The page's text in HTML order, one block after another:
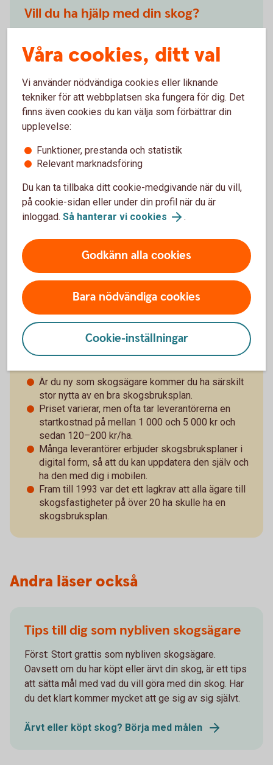
Vill du ha hjälp med din skog?
hobby? Oavsett vad ger vi lösningar anpassade för
Äga skog – tips för skogsägare
lantbruksspecialister
Har du frågor om skogsbruksplaner eller om att äga
specialister.
Kontakta oss
Om skogsbruksplaner
Är du ny som skogsägare kommer du ha särskilt
stor nytta av en bra skogsbruksplan.
Priset varierar, men ofta tar leverantörerna en
startkostnad på mellan 1 000 och 5 000 kr och
sedan 120–200 kr/ha.
Många leverantörer erbjuder skogsbruksplaner i
digital form, så att du kan uppdatera den själv och
ha den med dig i mobilen.
Fram till 1993 var det ett lagkrav att alla ägare till
skogsfastigheter på över 20 ha skulle ha en
skogsbruksplan.
Andra läser också
Tips till dig som nybliven skogsägare
Först: Stort grattis som nybliven skogsägare.
Oavsett om du har köpt eller ärvt din skog, är ett tips
att sätta mål med vad du vill göra med din skog. Har
du det klart kommer mycket att ge sig av sig självt.
Ärvt eller köpt skog? Börja med målen
Våra cookies, ditt val
Vi använder nödvändiga cookies eller liknande
tekniker för att webbplatsen ska fungera för dig. Det
finns även cookies du kan välja som förbättrar din
upplevelse:
Funktioner, prestanda och statistik
Relevant marknadsföring
Du kan ta tillbaka ditt cookie-medgivande när du vill,
på cookie-sidan eller under din profil när du är
inloggad. Så hanterar vi cookies .
Godkänn alla cookies
Bara nödvändiga cookies
Cookie-inställningar